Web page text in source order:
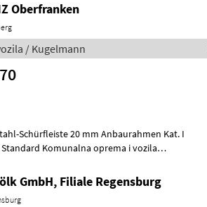
Oberfranken
/ Kugelmann
oprema i vozila
GmbH, Filiale Regensburg